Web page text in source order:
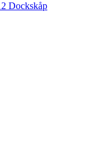
Dockskåp